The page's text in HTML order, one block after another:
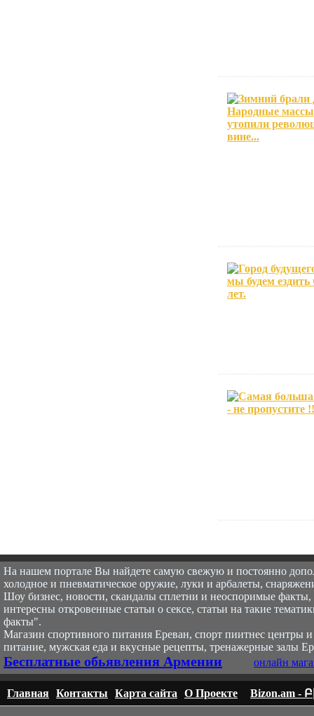
На нашем портале Вы найдете самую свежую и постоянно
холодное и пневматическое оружие, луки и арбалеты,
Шоу бизнес, новости, скандалы сплетни и неоспоримые факты,
интересны откровенные статьи о сексе, статьи на такие
факты".
Магазин спортивного питания Ереван, спорт пиитнес центры
питание, мужская еда и вкусные рецепты, тренажерные залы
Бесплатные обьявления Армении онлайн
Главная Контакты Карта сайта О Проекте Bizon.am -